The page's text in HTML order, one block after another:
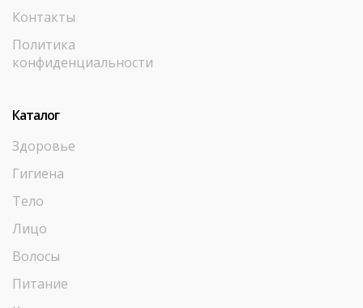
Контакты
Политика
конфиденциальности
Каталог
Здоровье
Гигиена
Тело
Лицо
Волосы
Питание